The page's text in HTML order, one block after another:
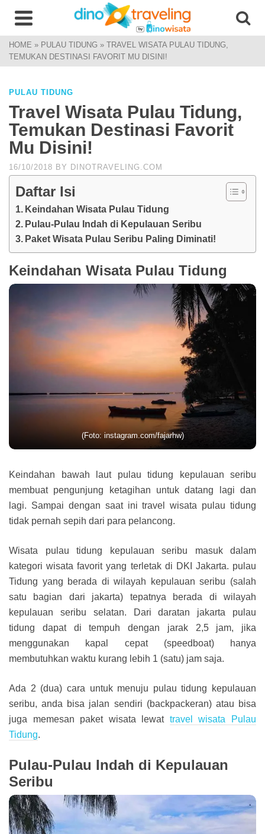
HOME » PULAU TIDUNG » TRAVEL WISATA PULAU TIDUNG,
TEMUKAN DESTINASI FAVORIT MU DISINI!
PULAU TIDUNG
Travel Wisata Pulau Tidung,
Temukan Destinasi Favorit
Mu Disini!
16/10/2018 BY DINOTRAVELING.COM
Daftar Isi
Keindahan Wisata Pulau Tidung
Pulau-Pulau Indah di Kepulauan Seribu
Paket Wisata Pulau Seribu Paling Diminati!
Keindahan Wisata Pulau Tidung
(Foto: instagram.com/fajarhw)
Keindahan bawah laut pulau tidung kepulauan seribu
membuat pengunjung ketagihan untuk datang lagi dan
lagi. Sampai dengan saat ini travel wisata pulau tidung
tidak pernah sepih dari para pelancong.
Wisata pulau tidung kepulauan seribu masuk dalam
kategori wisata favorit yang terletak di DKI Jakarta. pulau
Tidung yang berada di wilayah kepulauan seribu (salah
satu bagian dari jakarta) tepatnya berada di wilayah
kepulauan seribu selatan. Dari daratan jakarta pulau
tidung dapat di tempuh dengan jarak 2,5 jam, jika
menggunakan kapal cepat (speedboat) hanya
membutuhkan waktu kurang lebih 1 (satu) jam saja.
Ada 2 (dua) cara untuk menuju pulau tidung kepulauan
seribu, anda bisa jalan sendiri (backpackeran) atau bisa
juga memesan paket wisata lewat travel wisata Pulau
Tidung.
Pulau-Pulau Indah di Kepulauan
Seribu